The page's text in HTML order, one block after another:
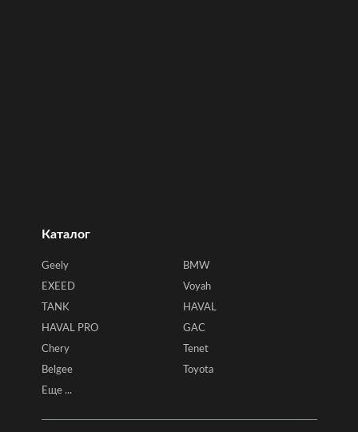
Каталог
Geely
BMW
EXEED
Voyah
TANK
HAVAL
HAVAL PRO
GAC
Chery
Tenet
Belgee
Toyota
Еще ...